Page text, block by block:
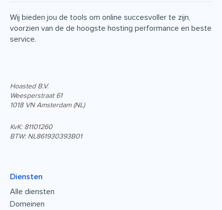
Wij bieden jou de tools om online succesvoller te zijn,
voorzien van de de hoogste hosting performance en beste
service.
Hoasted B.V.
Weesperstraat 61
1018 VN Amsterdam (NL)
KvK: 81101260
BTW: NL861930393B01
Diensten
Alle diensten
Domeinen